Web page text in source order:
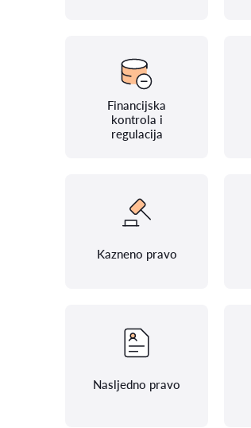
Financijska
kontrola i
regulacija
Kazneno pravo
Nasljedno pravo